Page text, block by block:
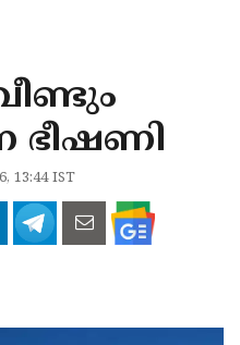
ഭീഷണി
13:44 IST